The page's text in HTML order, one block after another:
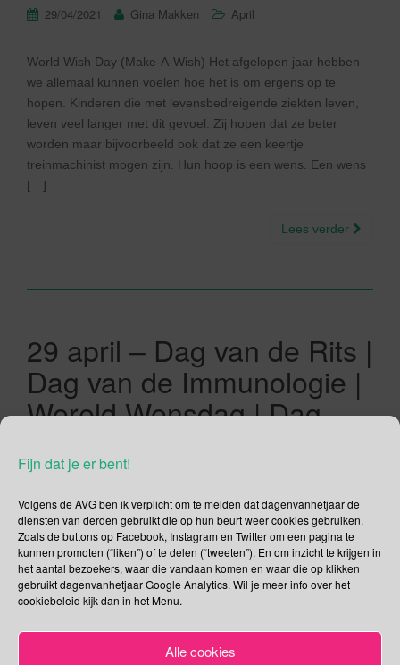
Fijn dat je er bent!
Volgens de AVG ben ik verplicht om te melden dat dagenvanhetjaar de
diensten van derden gebruikt die op hun beurt weer cookies gebruiken.
Zoals de buttons op Facebook, Instagram en Twitter om een pagina te
kunnen promoten (“liken”) of te delen (“tweeten”). En om inzicht te krijgen in
het aantal bezoekers, waar die vandaan komen en waar die op klikken
gebruikt dagenvanhetjaar Google Analytics. Wil je meer info over het
cookiebeleid kijk dan in het Menu.
Alle cookies
29/04/2021 Gina Makken April
World Wish Day (Make-A-Wish) Het afgelopen jaar hebben
we allemaal kunnen voelen hoe het is om ergens op te
hopen. Kinderen die met levensbedreigende ziekten leven,
leven veel langer met dit gevoel. Zij hopen dat ze beter
worden maar bijvoorbeeld ook dat ze een keertje
treinmachinist mogen zijn. Hun hoop is een wens. Een wens
[…]
Lees verder
29 april – Dag van de Rits |
Dag van de Immunologie |
Wereld Wensdag | Dag
29/04/2020
Internationale Dag van de Rits Geen idee wie Dag van de
Rits heeft bedacht maar dat mag de pret niet drukken, toch?
Is het terecht dat “de rits” zijn eigen dag heeft? Daar zeg ik
volmondig ja op. De rits maakt ons leven een stuk
makkelijker. Zeker voor iemand zoals ik. Mijn fijne motoriek is
[…]